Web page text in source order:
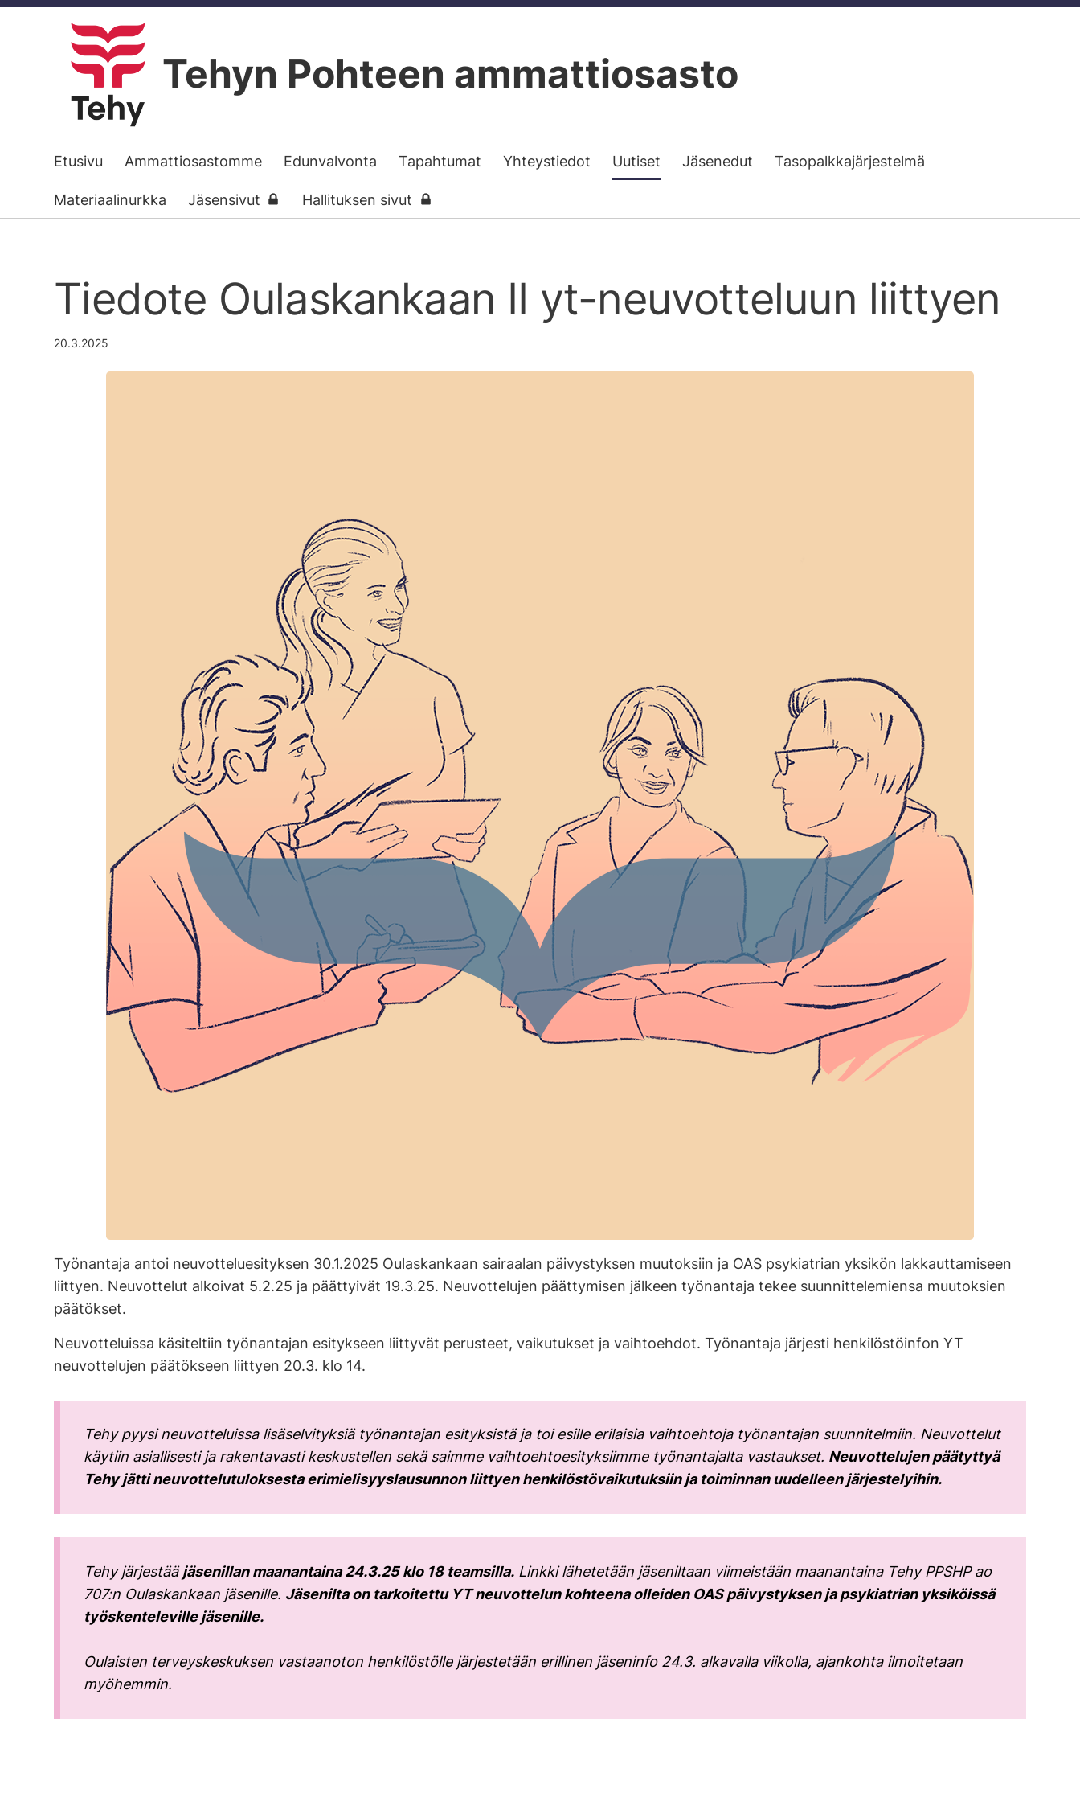
Tehyn Pohteen ammattiosasto
Etusivu Ammattiosastomme Edunvalvonta Tapahtumat Yhteystiedot Uutiset Jäsenedut Tasopalkkajärjestelmä
Materiaalinurkka Jäsensivut Hallituksen sivut
Tiedote Oulaskankaan II yt-neuvotteluun liittyen
20.3.2025
Työnantaja antoi neuvotteluesityksen 30.1.2025 Oulaskankaan sairaalan päivystyksen muutoksiin ja OAS psykiatrian yksikön lakkauttamiseen
liittyen. Neuvottelut alkoivat 5.2.25 ja päättyivät 19.3.25. Neuvottelujen päättymisen jälkeen työnantaja tekee suunnittelemiensa muutoksien
päätökset.
Neuvotteluissa käsiteltiin työnantajan esitykseen liittyvät perusteet, vaikutukset ja vaihtoehdot. Työnantaja järjesti henkilöstöinfon YT
neuvottelujen päätökseen liittyen 20.3. klo 14.
Tehy pyysi neuvotteluissa lisäselvityksiä työnantajan esityksistä ja toi esille erilaisia vaihtoehtoja työnantajan suunnitelmiin. Neuvottelut
käytiin asiallisesti ja rakentavasti keskustellen sekä saimme vaihtoehtoesityksiimme työnantajalta vastaukset. Neuvottelujen päätyttyä
Tehy jätti neuvottelutuloksesta erimielisyyslausunnon liittyen henkilöstövaikutuksiin ja toiminnan uudelleen järjestelyihin.
Tehy järjestääjäsenillan maanantaina 24.3.25 klo 18 teamsilla.Linkki lähetetään jäseniltaan viimeistään maanantaina Tehy PPSHP ao
707:n Oulaskankaan jäsenille. Jäsenilta on tarkoitettu YT neuvottelun kohteena olleiden OAS päivystyksen ja psykiatrian yksiköissä
työskenteleville jäsenille.
Oulaisten terveyskeskuksen vastaanoton henkilöstölle järjestetään erillinen jäseninfo 24.3. alkavalla viikolla, ajankohta ilmoitetaan
myöhemmin.